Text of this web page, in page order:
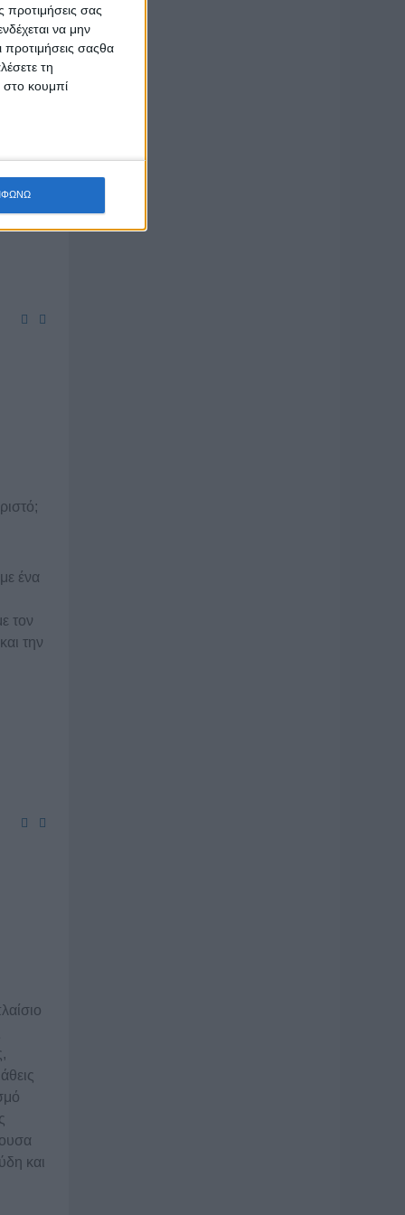
προτιμήσεις σας
να μην
προτιμήσεις σαςθα
τη
στο κουμπί
ένα
τον
την
και